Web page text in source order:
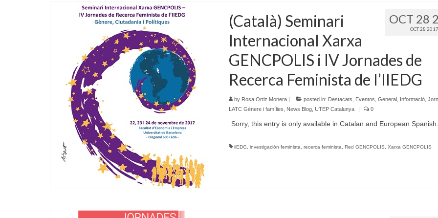
OCT 28
OCT 28 2017
(Català) Seminari
Internacional Xarxa
GENCPOLIS i IV Jornades de
Recerca Feminista de l’IIEDG
by Rosa Ortiz Monera| posted in: Destacats Eventos General, Informació,
LATC Gènere i famílies
News Blog, UTEP Catalunya | 0
Sorry, this entry is only available in Catalan and European Spanish.
iiEDG investigación feminista recerca feminista Red GENCPOLIS Xarxa GENCPOLIS